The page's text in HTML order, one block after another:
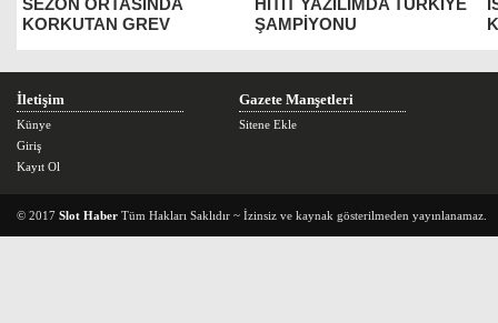
SEZON ORTASINDA
KORKUTAN GREV
HİTİT YAZILIMDA TÜRKİYE
ŞAMPİYONU
İletişim
Künye
Giriş
Kayıt Ol
Gazete Manşetleri
Sitene Ekle
© 2017 Slot Haber Tüm Hakları Saklıdır ~ İzinsiz ve kaynak gösterilmeden yayınlanamaz.